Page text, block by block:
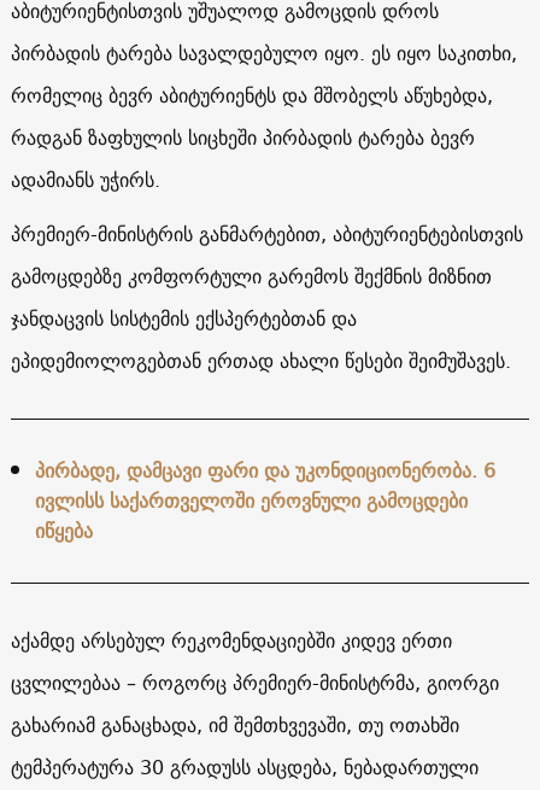
აბიტურიენტისთვის უშუალოდ გამოცდის დროს
პირბადის ტარება სავალდებულო იყო. ეს იყო საკითხი,
რომელიც ბევრ აბიტურიენტს და მშობელს აწუხებდა,
რადგან ზაფხულის სიცხეში პირბადის ტარება ბევრ
ადამიანს უჭირს.
პრემიერ-მინისტრის განმარტებით, აბიტურიენტებისთვის
გამოცდებზე კომფორტული გარემოს შექმნის მიზნით
ჯანდაცვის სისტემის ექსპერტებთან და
ეპიდემიოლოგებთან ერთად ახალი წესები შეიმუშავეს.
პირბადე, დამცავი ფარი და უკონდიციონერობა. 6
ივლისს საქართველოში ეროვნული გამოცდები
იწყება
აქამდე არსებულ რეკომენდაციებში კიდევ ერთი
ცვლილებაა – როგორც პრემიერ-მინისტრმა, გიორგი
გახარიამ განაცხადა, იმ შემთხვევაში, თუ ოთახში
ტემპერატურა 30 გრადუსს ასცდება, ნებადართული